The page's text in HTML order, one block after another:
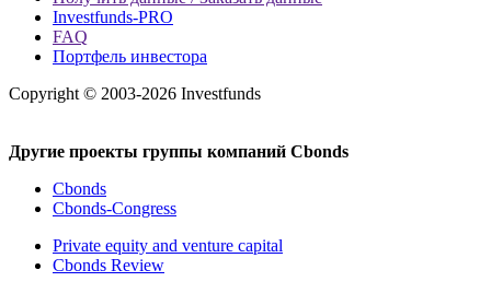
Investfunds-PRO
FAQ
Портфель инвестора
Copyright © 2003-2026 Investfunds
Другие проекты группы компаний Cbonds
Cbonds
Cbonds-Congress
Private equity and venture capital
Cbonds Review